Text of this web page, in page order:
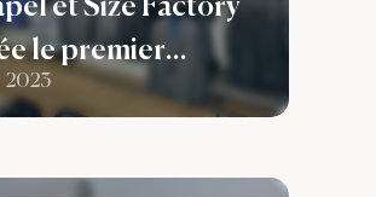
et Size Factory
le premier
de mode
en France
2023